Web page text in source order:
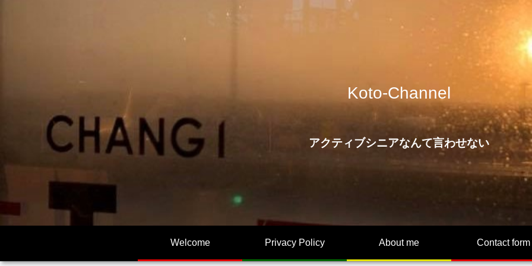
Koto-Channel
アクティブシニアなんて言わせない
Welcome Privacy Policy About me Contact form